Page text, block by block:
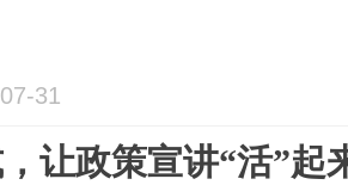
31
让政策宣讲“活”起